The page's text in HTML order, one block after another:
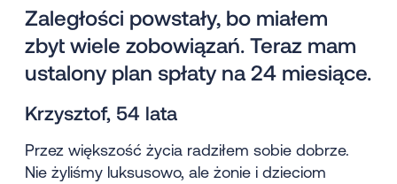
Zaległości powstały, bo miałem
zbyt wiele zobowiązań. Teraz mam
ustalony plan spłaty na 24 miesiące.
Krzysztof, 54 lata
Przez większość życia radziłem sobie dobrze.
Nie żyliśmy luksusowo, ale żonie i dzieciom